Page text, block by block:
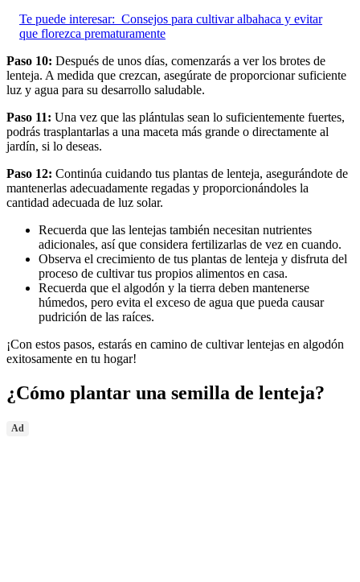
Te puede interesar: Consejos para cultivar albahaca y evitar
que florezca prematuramente
Paso 10: Después de unos días, comenzarás a ver los brotes de
lenteja. A medida que crezcan, asegúrate de proporcionar suficiente
luz y agua para su desarrollo saludable.
Paso 11: Una vez que las plántulas sean lo suficientemente fuertes,
podrás trasplantarlas a una maceta más grande o directamente al
jardín, si lo deseas.
Paso 12: Continúa cuidando tus plantas de lenteja, asegurándote de
mantenerlas adecuadamente regadas y proporcionándoles la
cantidad adecuada de luz solar.
Recuerda que las lentejas también necesitan nutrientes
adicionales, así que considera fertilizarlas de vez en cuando.
Observa el crecimiento de tus plantas de lenteja y disfruta del
proceso de cultivar tus propios alimentos en casa.
Recuerda que el algodón y la tierra deben mantenerse
húmedos, pero evita el exceso de agua que pueda causar
pudrición de las raíces.
¡Con estos pasos, estarás en camino de cultivar lentejas en algodón
exitosamente en tu hogar!
¿Cómo plantar una semilla de lenteja?
Ad